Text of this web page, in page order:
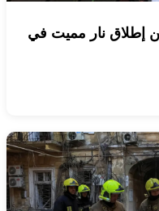
إطلاق نار مميت في